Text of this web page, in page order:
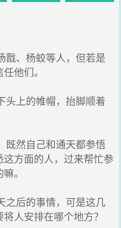
、杨蛟等人，但若是
他们。
上的帷帽，抬脚顺着
然自己和通天都参悟
方面的人，过来帮忙参
。
后的事情，可是这几
人安排在哪个地方？